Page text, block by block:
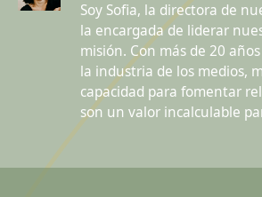
Soy Sofia, la directora de
la encargada de liderar
misión. Con más de 20
la industria de los medios,
capacidad para fomentar
son un valor incalculable